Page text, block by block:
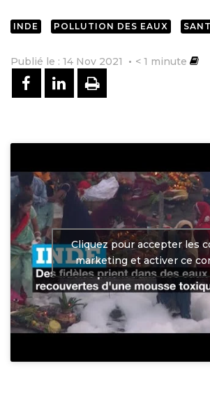
INDE POLLUTION DES EAUX
Publié le : 14 Nov 2021 < 1 minute
PARTAGER SUR
PARTAGER SUR
IMPRIMER
Cliquez pour accepter les
marketing et activer ce